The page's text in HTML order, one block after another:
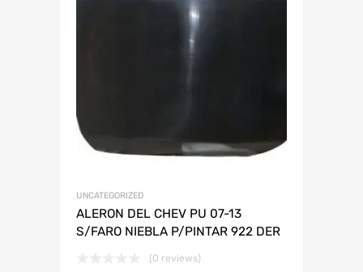
UNCATEGORIZED
ALERON DEL CHEV PU 07-13
S/FARO NIEBLA P/PINTAR 922 DER
(0 reviews)